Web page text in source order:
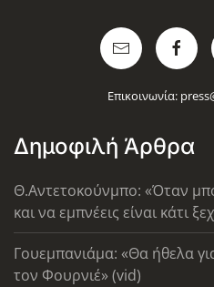
Επικοινωνία:
Δημοφιλή Άρθρα
Θ.Αντετοκούνμπο: «Όταν
και να εμπνέεις είναι κάτι
Γουεμπανιάμα: «Θα ήθελα
τον Φουρνιέ» (vid)